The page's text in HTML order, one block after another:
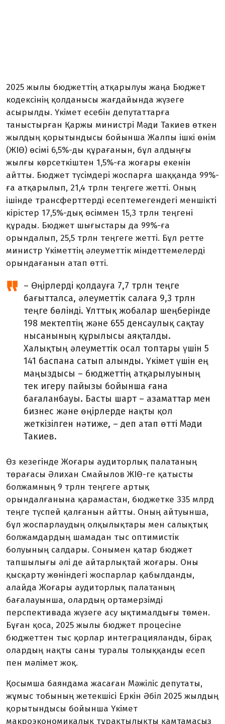
2025 жылы бюджеттің атқарылуы жаңа Бюджет
кодексінің қолданысы жағдайында жүзеге
асырылды. Үкімет есебін депутаттарға
таныстырған Қаржы министрі Мәди Такиев өткен
жылдың қорытындысы бойынша Жалпы ішкі өнім
(ЖІӨ) өсімі 6,5%-ды құрағанын, бұл алдыңғы
жылғы көрсеткіштен 1,5%-ға жоғары екенін
айтты. Бюджет түсімдері жоспарға шаққанда 99%-
ға атқарылып, 21,4 трлн теңгеге жетті. Оның
ішінде трансферттерді есептемегендегі меншікті
кірістер 17,5%-дық өсіммен 15,3 трлн теңгені
құрады. Бюджет шығыстары да 99%-ға
орындалып, 25,5 трлн теңгеге жетті. Бұл ретте
министр Үкіметтің әлеуметтік міндеттемелерді
орындағанын атап өтті.
– Өңірлерді қолдауға 7,7 трлн теңге
бағытталса, әлеуметтік салаға 9,3 трлн
теңге бөлінді. Ұлттық жобалар шеңберінде
198 мектептің және 655 денсаулық сақтау
нысанының құрылысы аяқталды.
Халықтың әлеуметтік осал топтары үшін 5
141 баспана сатып алынды. Үкімет үшін ең
маңыздысы – бюджеттің атқарылуының
тек игеру пайызы бойынша ғана
бағаланбауы. Басты шарт – азаматтар мен
бизнес және өңірлерде нақты қол
жеткізілген нәтиже, – деп атап өтті Мәди
Такиев.
Өз кезегінде Жоғары аудиторлық палатаның
төрағасы Әлихан Смайылов ЖІӨ-ге қатысты
болжамның 9 трлн теңгеге артық
орындалғанына қарамастан, бюджетке 335 млрд
теңге түспей қалғанын айтты. Оның айтуынша,
бұл жоспарлаудың олқылықтары мен салықтық
болжамдардың шамадан тыс оптимистік
болуының салдары. Сонымен қатар бюджет
тапшылығы әлі де айтарлықтай жоғары. Оны
қысқарту жөніндегі жоспарлар қабылданды,
алайда Жоғары аудиторлық палатаның
бағалауынша, олардың ортамерзімді
перспективада жүзеге асу ықтималдығы төмен.
Бұған қоса, 2025 жылы бюджет процесіне
бюджеттен тыс қорлар интеграциялан­ды, бірақ
олардың нақты саны туралы толыққанды есеп
пен мәлімет жоқ.
Қосымша баяндама жасаған Мәжіліс депутаты,
жұмыс тобының жетекшісі Еркін Әбіл 2025 жылдың
қорытындысы бойынша Үкімет
макроэкономикалық тұрақтылықты қамтамасыз